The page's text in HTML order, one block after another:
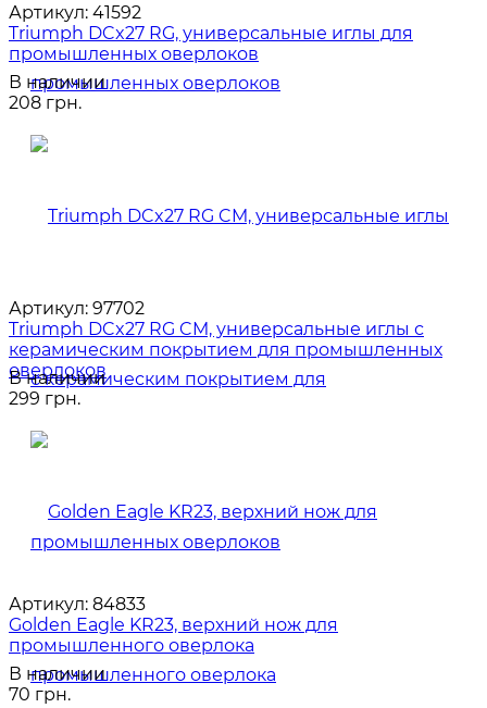
Артикул: 41592
Triumph DCx27 RG, универсальные иглы для
промышленных оверлоков
В наличии
208 грн.
Артикул: 97702
Triumph DCx27 RG CM, универсальные иглы с
керамическим покрытием для промышленных
оверлоков
В наличии
299 грн.
Артикул: 84833
Golden Eagle KR23, верхний нож для
промышленного оверлока
В наличии
70 грн.